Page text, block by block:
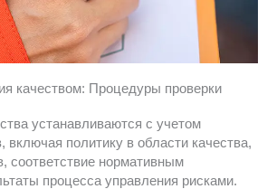
качеством: Процедуры проверки
устанавливаются с учетом
включая политику в области качества,
соответствие нормативным
процесса управления рисками.